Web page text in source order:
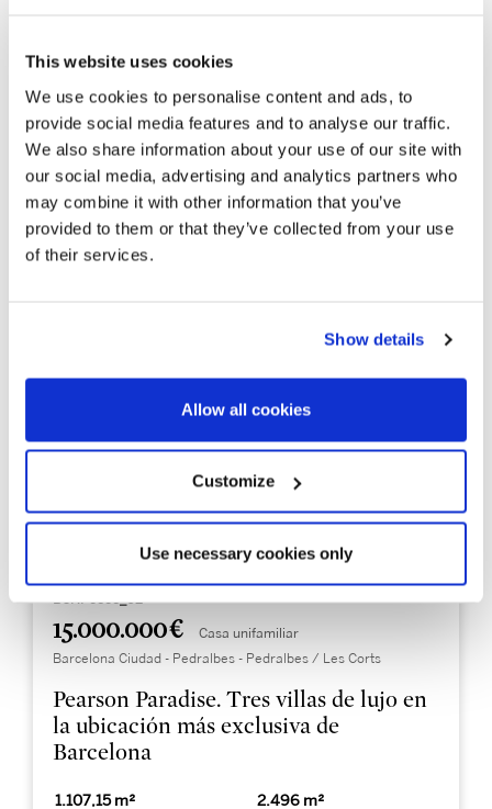
This website uses cookies
We use cookies to personalise content and ads, to
provide social media features and to analyse our traffic.
We also share information about your use of our site with
our social media, advertising and analytics partners who
may combine it with other information that you’ve
provided to them or that they’ve collected from your use
of their services.
Show details
Allow all cookies
Customize
Use necessary cookies only
6 5
15.000.000 € Casa unifamiliar
Barcelona Ciudad - Pedralbes - Pedralbes / Les Corts
Pearson Paradise. Tres villas de lujo en
la ubicación más exclusiva de
Barcelona
1.107,15 m² 2.496 m²